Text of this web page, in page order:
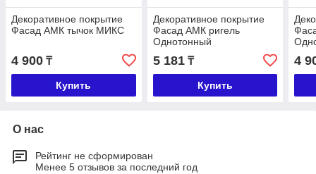
Декоративное покрытие
Фасад АМК тычок МИКС
4 900 ₸
Купить
Декоративное покрытие
Фасад АМК ригель
Однотонный
5 181₸
Купить
4
О нас
Рейтинг не сформирован
Менее 5 отзывов за последний год